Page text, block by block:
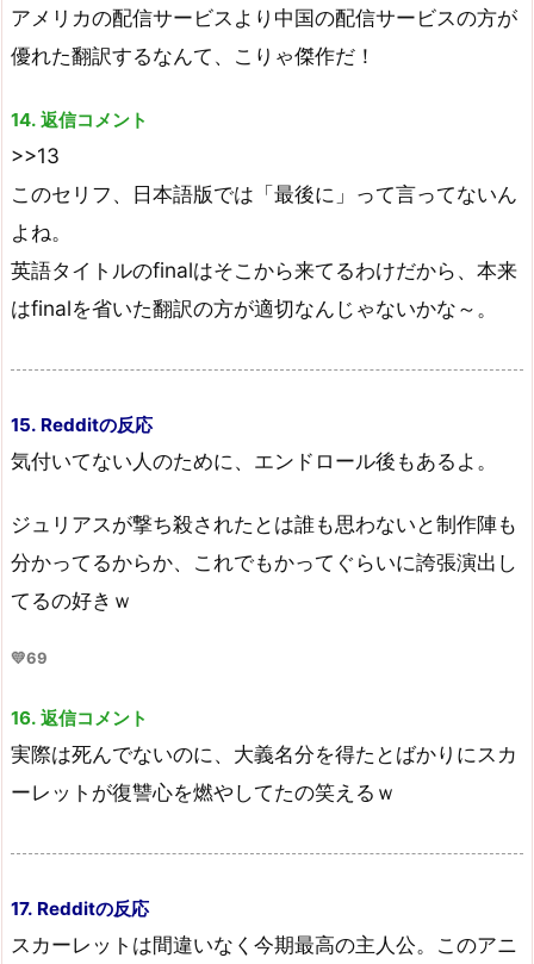
アメリカの配信サービスより中国の配信サービスの方が
優れた翻訳するなんて、こりゃ傑作だ！
14. 返信コメント
>>13
このセリフ、日本語版では「最後に」って言ってないん
よね。
英語タイトルのfinalはそこから来てるわけだから、本来
はfinalを省いた翻訳の方が適切なんじゃないかな～。
15. Redditの反応
気付いてない人のために、エンドロール後もあるよ。
ジュリアスが撃ち殺されたとは誰も思わないと制作陣も
分かってるからか、これでもかってぐらいに誇張演出し
てるの好きｗ
💛69
16. 返信コメント
実際は死んでないのに、大義名分を得たとばかりにスカ
ーレットが復讐心を燃やしてたの笑えるｗ
17. Redditの反応
スカーレットは間違いなく今期最高の主人公。このアニ